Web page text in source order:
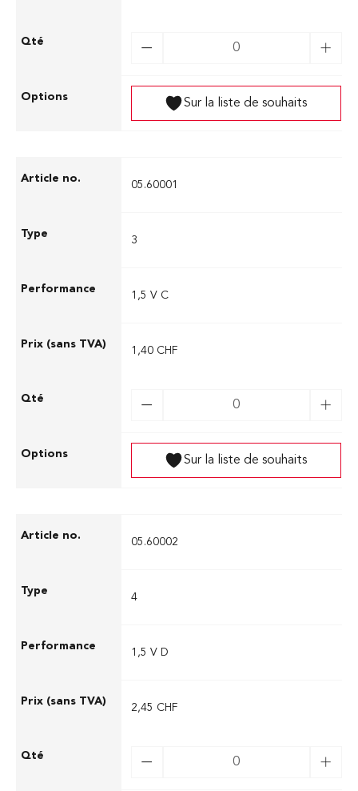
Sur la liste de souhaits
05.60001
3
1,5 V C
1,40 CHF
Sur la liste de souhaits
05.60002
4
1,5 V D
2,45 CHF